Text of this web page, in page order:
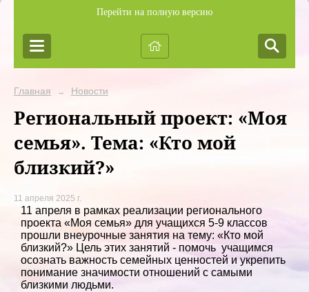
Перейти на полную версию
Главная → Новости
Региональный проект: «Моя
семья». Тема: «Кто мой
близкий?»
11 апреля 2025 г.
11 апреля в рамках реализации регионального
проекта «Моя семья» для учащихся 5-9 классов
прошли внеурочные занятия на тему: «Кто мой
близкий?» Цель этих занятий - помочь учащимся
осознать важность семейных ценностей и укрепить
понимание значимости отношений с самыми
близкими людьми.